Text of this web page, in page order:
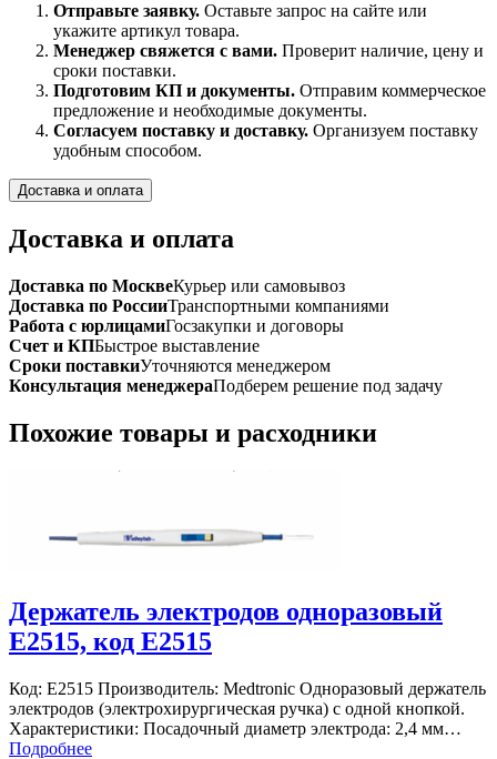
Отправьте заявку. Оставьте запрос на сайте или
укажите артикул товара.
Менеджер свяжется с вами. Проверит наличие, цену и
сроки поставки.
Подготовим КП и документы. Отправим коммерческое
предложение и необходимые документы.
Согласуем поставку и доставку. Организуем поставку
удобным способом.
Доставка и оплата
Доставка и оплата
Доставка по МосквеКурьер или самовывоз
Доставка по РоссииТранспортными компаниями
Работа с юрлицамиГосзакупки и договоры
Счет и КПБыстрое выставление
Сроки поставкиУточняются менеджером
Консультация менеджераПодберем решение под задачу
Похожие товары и расходники
Держатель электродов одноразовый
E2515, код E2515
Код: E2515 Производитель: Medtronic Одноразовый держатель
электродов (электрохирургическая ручка) с одной кнопкой.
Характеристики: Посадочный диаметр электрода: 2,4 мм…
Подробнее